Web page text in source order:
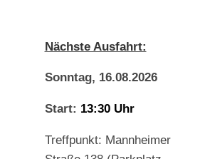
Nächste Ausfahrt:
Sonntag, 16.08.2026
Start: 13:30 Uhr
Treffpunkt: Mannheimer